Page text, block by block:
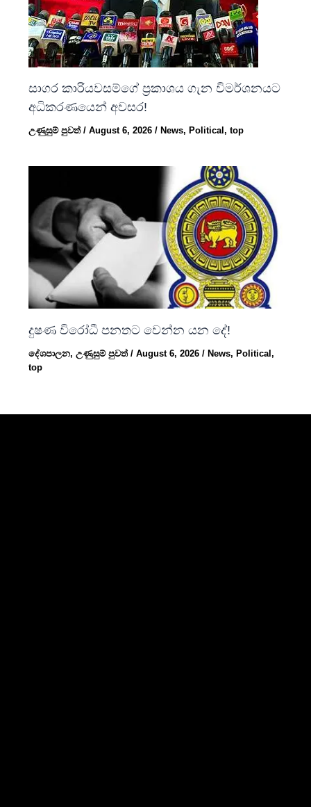
සාගර කාරියවසම්ගේ ප්‍රකාශය ගැන විමර්ශනයට
අධිකරණයෙන් අවසර!
උණුසුම් පුවත්/August 6, 2026/ News, Political,top
දුෂණ විරෝධී පනතට වෙන්න යන දේ!
දේශපාලන,උණුසුම් පුවත්/August 6, 2026/News,Political,
top